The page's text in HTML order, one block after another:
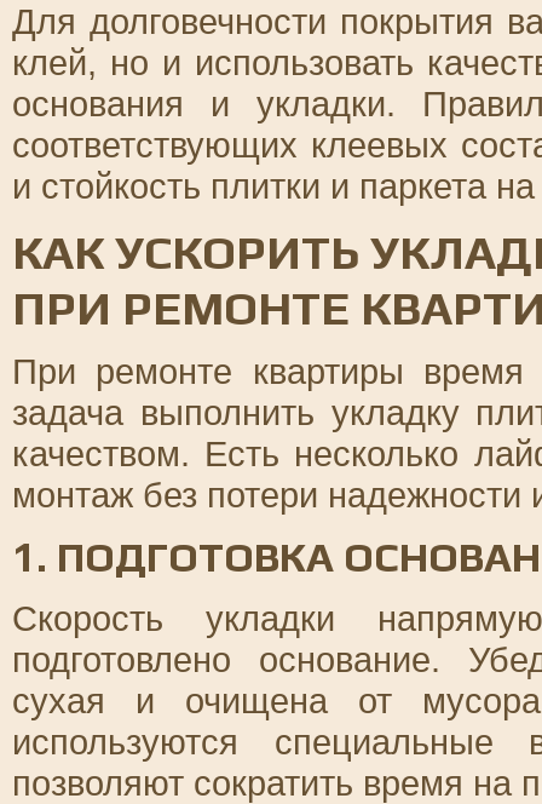
Для долговечности покрытия
клей, но и использовать
основания и укладки.
соответствующих клеевых
и стойкость плитки и паркета
КАК УСКОРИТЬ
ПРИ РЕМОНТЕ
При ремонте квартиры
задача выполнить укладку
качеством. Есть несколько
монтаж без потери надежности
1. ПОДГОТОВКА
Скорость укладки
подготовлено основание.
сухая и очищена от
используются
позволяют сократить время на